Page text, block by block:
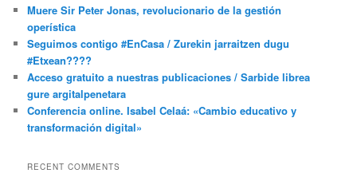
Muere Sir Peter Jonas, revolucionario de la gestión
operística
Seguimos contigo #EnCasa / Zurekin jarraitzen dugu
#Etxean????
Acceso gratuito a nuestras publicaciones / Sarbide librea
gure argitalpenetara
Conferencia online. Isabel Celaá: «Cambio educativo y
transformación digital»
RECENT COMMENTS